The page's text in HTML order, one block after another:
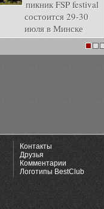
пикник FSP festival
состоится 29-30
июля в Минске
Контакты
Друзья
Комментарии
Логотипы BestClub